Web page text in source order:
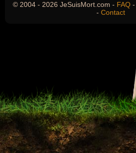
© 2004 - 2026 JeSuisMort.com - FAQ -
- Contact